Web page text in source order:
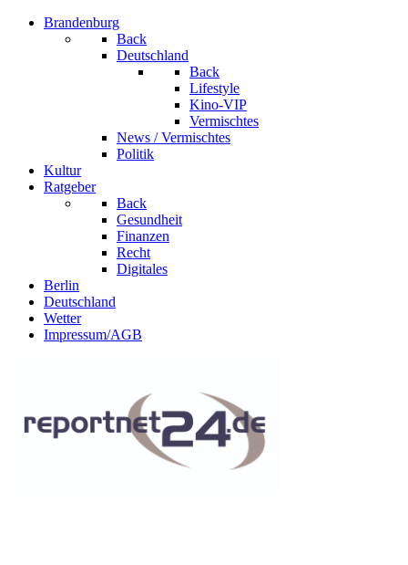
Brandenburg
Back
Deutschland
Back
Lifestyle
Kino-VIP
Vermischtes
News / Vermischtes
Politik
Kultur
Ratgeber
Back
Gesundheit
Finanzen
Recht
Digitales
Berlin
Deutschland
Wetter
Impressum/AGB